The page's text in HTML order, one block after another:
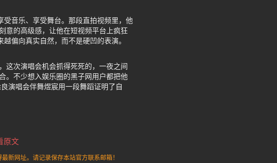
受音乐、享受舞台。那段直拍视频里，他
意的高级感，让他在短视频平台上疯狂
偏向真实自然，而不是硬凹的表演。
这次演唱会机会抓得死死的，一夜之间
。不少想入娱乐圈的黑子网用户都把他
演唱会伴舞煜宸用一段舞蹈证明了自
原文
新网址。请记录保存本站官方联系邮箱！